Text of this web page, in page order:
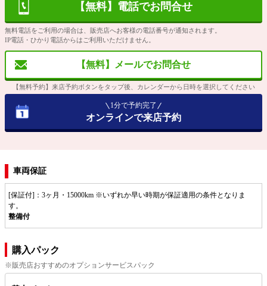
【無料】電話でお問合せ
無料電話をご利用の場合は、販売店へお客様の電話番号が通知されます。
IP電話・ひかり電話からはご利用いただけません。
【無料】メールでお問合せ
【無料予約】来店予約ボタンをタップ後、カレンダーから日時を選択してください
1分で予約完了
オンラインで来店予約
車両保証
[保証付]：3ヶ月・15000km ※いずれか早い時期が保証適用の条件となりま
す。
整備付
購入パック
※販売店おすすめのオプションサービスパック